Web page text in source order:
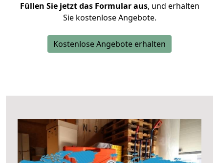
Füllen Sie jetzt das Formular aus, und erhalten
Sie kostenlose Angebote.
Kostenlose Angebote erhalten